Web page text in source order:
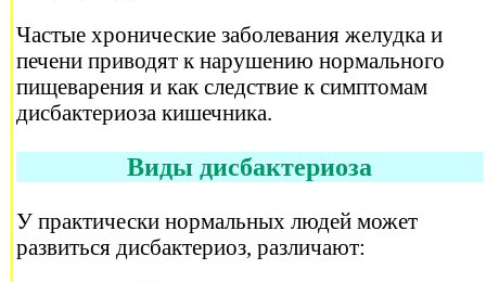
Частые хронические заболевания желудка и
печени приводят к нарушению нормального
пищеварения и как следствие к симптомам
дисбактериоза кишечника.
Виды дисбактериоза
У практически нормальных людей может
развиться дисбактериоз, различают: